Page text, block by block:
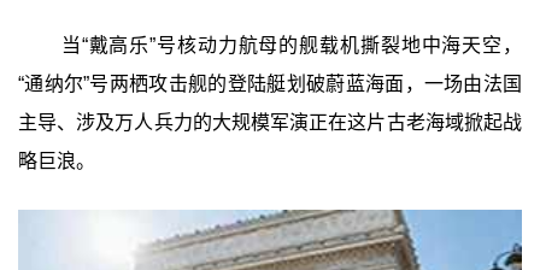
当“戴高乐”号核动力航母的舰载机撕裂地中海天空，
“通纳尔”号两栖攻击舰的登陆艇划破蔚蓝海面，一场由法国
主导、涉及万人兵力的大规模军演正在这片古老海域掀起战
略巨浪。